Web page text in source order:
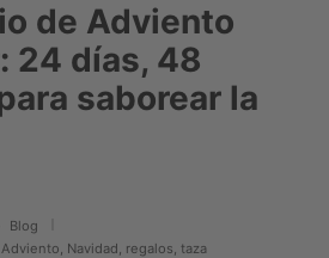
de Adviento
24 días, 48
saborear la
Blog
Navidad, regalos, taza